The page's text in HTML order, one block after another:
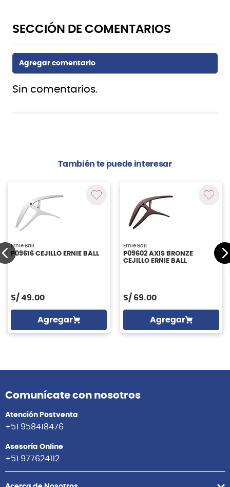
Sin comentarios.
También te puede interesar
Ernie Ball
P09616 CEJILLO ERNIE BALL
S/ 49.00
Agregar
Ernie Ball
P09602 AXIS BRONZE
CEJILLO ERNIE BALL
S/ 69.00
Agregar
Comunícate con nosotros
Atención Postventa
+51 958418476
Asesoría Online
+51 977624112